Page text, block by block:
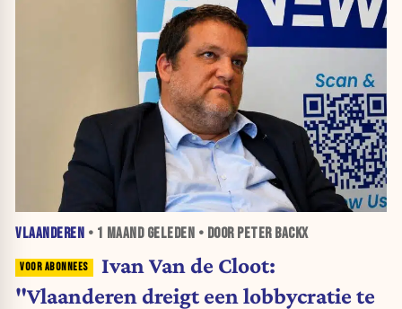
VLAANDEREN • 1 MAANDGELEDEN • DOOR PETER BACKX
Ivan Van de Cloot:
"Vlaanderen dreigt een lobbycratie te